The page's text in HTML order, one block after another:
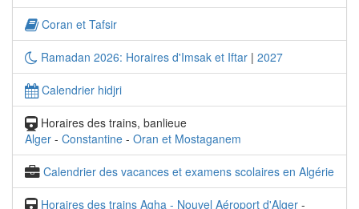
Coran et Tafsir
Ramadan 2026: Horaires d'Imsak et Iftar | 2027
Calendrier hidjri
Horaires des trains, banlieue
Alger - Constantine - Oran et Mostaganem
Calendrier des vacances et examens scolaires en Algérie
Horaires des trains Agha - Nouvel Aéroport d'Alger -